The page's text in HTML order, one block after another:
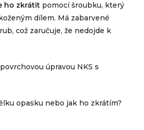
ho zkrátit pomocí šroubku, který
dílem. Má zabarvené
což zaručuje, že nedojde k
úpravou NKS s
opasku nebo jak ho zkrátím?